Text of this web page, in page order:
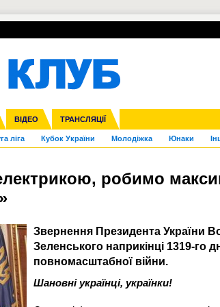
ВІДЕО ТРАНСЛЯЦІЇ
ліга Кубок України Молодіжка Юнаки
Ліга націй Ліга конференцій
Франція ІншіЧЄ-2015 (U-21)
УПЛ-ПЕРЕХОДИ
робимо
Звернення Президента України
Зеленського наприкінці 1319-го
повномасштабної війни.
Шановні українці, українки!